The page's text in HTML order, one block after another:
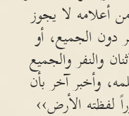
أعلامه لا يجوز
دون الجميع، أو
والنفر والجميع
وأخبر آخر بأن
لفظته الأرض››